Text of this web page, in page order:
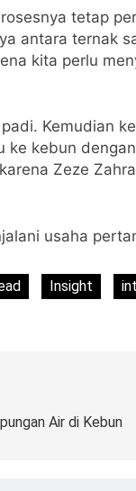
tetap
antara ternak
kita perlu
Kemudian
ke kebun
Zeze
usaha
Insight
Air di Kebun